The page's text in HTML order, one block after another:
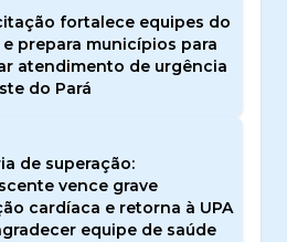
fortalece equipes do
e prepara municípios para
atendimento de urgência
do Pará
de superação:
vence grave
cardíaca e retorna à UPA
equipe de saúde